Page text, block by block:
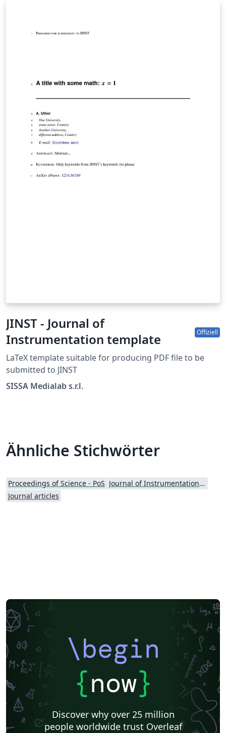
JINST - Journal of
Instrumentation template
Offiziell
LaTeX template suitable for producing PDF file to be
submitted to JINST
SISSA Medialab s.r.l.
Ähnliche Stichwörter
Proceedings of Science - PoS
Journal of Instrumentation - JINST
Journal articles
\begin
{now}
Discover why over 25 million
people worldwide trust Overleaf